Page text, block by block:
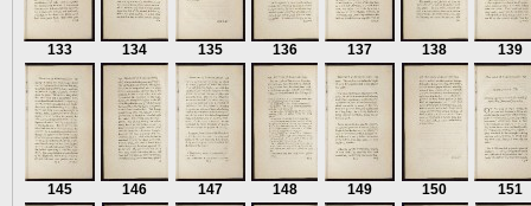
133 134 135 136 137 138 139
145 146 147 148 149 150 151